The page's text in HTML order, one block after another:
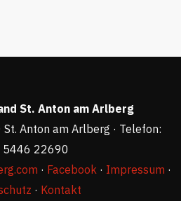
St. Anton am Arlberg
Anton am Arlberg · Telefon:
5446 22690
· Facebook · Impressum ·
· Kontakt